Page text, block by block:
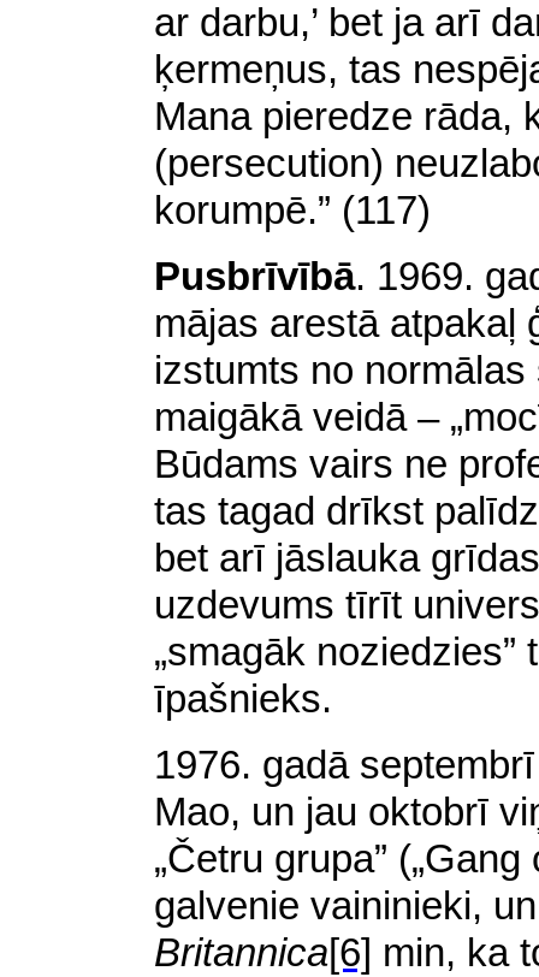
ar darbu,’ bet ja arī
ķermeņus, tas
Mana pieredze rāda,
(persecution)
korumpē.” (117)
Pusbrīvībā. 1969.
mājas arestā atpakaļ
izstumts no
maigākā veidā –
Būdams vairs ne
tas tagad drīkst
bet arī jāslauka
uzdevums tīrīt
„smagāk
īpašnieks.
1976. gadā
Mao, un jau oktobrī
„Četru grupa”
galvenie vaininieki,
Britannica[6] min, ka